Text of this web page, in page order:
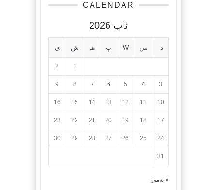
CALENDAR
ئاب 2026
د س W پ هـ ش ی
1
2
3
4
5
6
7
8
9
10
11
12
13
14
15
16
17
18
19
20
21
22
23
24
25
26
27
28
29
30
31
« تەموز